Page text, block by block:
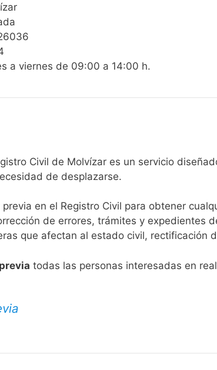
a viernes de 09:00 a 14:00 h.
Civil de Molvízar es un servicio
de desplazarse.​
en el Registro Civil para obtener
de errores, trámites y expedientes
que afectan al estado civil, rectificación
todas las personas interesadas en